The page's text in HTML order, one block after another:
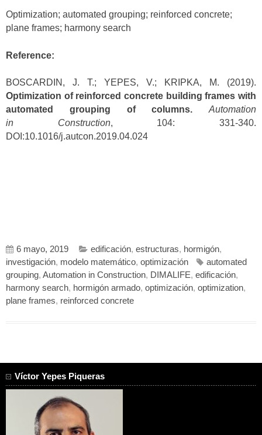
Optimization; automated grouping; reinforced concrete;
plane frames; harmony search
Reference:
BOSCARDIN, J. T.; YEPES, V.; KRIPKA, M. (2019).
Optimization of reinforced concrete building frames with
automated grouping of columns.
Automation
in
Construction, 104: 331-340.
DOI:10.1016/j.autcon.2019.04.024
6 mayo, 2019 edificación, estructuras, hormigón,
investigación, modelo matemático, optimización
automated
grouping, Automation in Construction, DIMALIFE, edificación,
harmony search, hormigón armado, optimización, optimization,
plane frames, reinforced concrete
Víctor Yepes Piqueras